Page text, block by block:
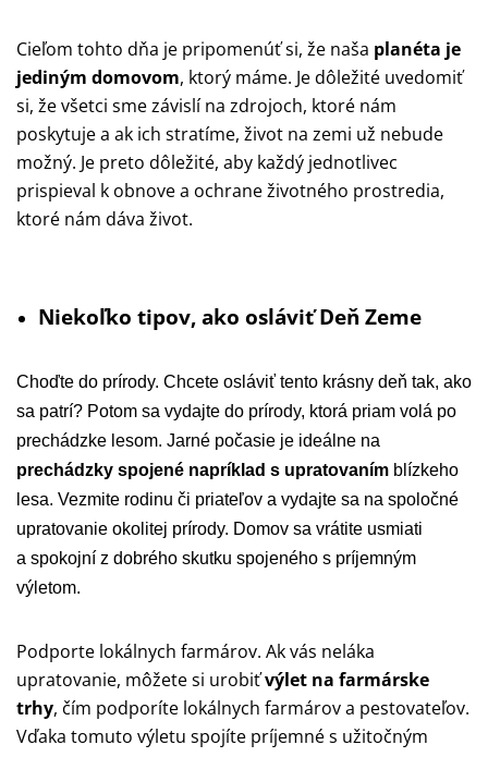
Cieľom tohto dňa je pripomenúť si, že naša planéta je
jediným domovom, ktorý máme. Je dôležité uvedomiť
si, že všetci sme závislí na zdrojoch, ktoré nám
poskytuje a ak ich stratíme, život na zemi už nebude
možný. Je preto dôležité, aby každý jednotlivec
prispieval k obnove a ochrane životného prostredia,
ktoré nám dáva život.
Niekoľko tipov, ako osláviť Deň Zeme
Choďte do prírody. Chcete osláviť tento krásny deň tak, ako
sa patrí? Potom sa vydajte do prírody, ktorá priam volá po
prechádzke lesom. Jarné počasie je ideálne na
prechádzky spojené napríklad s upratovaním blízkeho
lesa. Vezmite rodinu či priateľov a vydajte sa na spoločné
upratovanie okolitej prírody. Domov sa vrátite usmiati
a spokojní z dobrého skutku spojeného s príjemným
výletom.
Podporte lokálnych farmárov. Ak vás neláka
upratovanie, môžete si urobiťvýlet na farmárske
trhy, čím podporíte lokálnych farmárov a pestovateľov.
Vďaka tomuto výletu spojíte príjemné s užitočným